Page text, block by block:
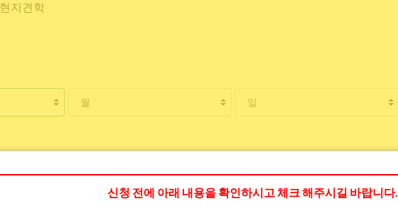
현지견학
신청 전에 아래 내용을 확인하시고 체크 해주시길 바랍니다.